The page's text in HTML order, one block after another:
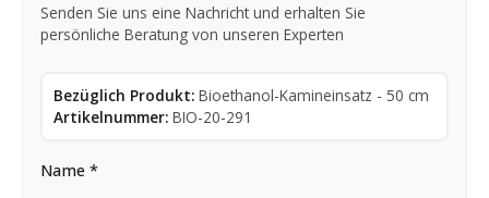
Senden Sie uns eine Nachricht und erhalten Sie
persönliche Beratung von unseren Experten
Bezüglich Produkt: Bioethanol-Kamineinsatz - 50 cm
Artikelnummer: BIO-20-291
Name *